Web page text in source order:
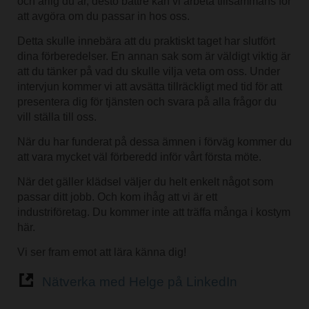
att avgöra om du passar in hos oss.
Detta skulle innebära att du praktiskt taget har slutfört
dina förberedelser. En annan sak som är väldigt viktig är
att du tänker på vad du skulle vilja veta om oss. Under
intervjun kommer vi att avsätta tillräckligt med tid för att
presentera dig för tjänsten och svara på alla frågor du
vill ställa till oss.
När du har funderat på dessa ämnen i förväg kommer du
att vara mycket väl förberedd inför vårt första möte.
När det gäller klädsel väljer du helt enkelt något som
passar ditt jobb. Och kom ihåg att vi är ett
industriföretag. Du kommer inte att träffa många i kostym
här.
Vi ser fram emot att lära känna dig!